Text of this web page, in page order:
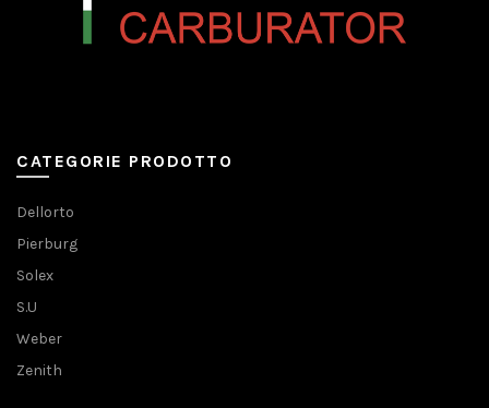
CATEGORIE PRODOTTO
Dellorto
Pierburg
Solex
S.U
Weber
Zenith